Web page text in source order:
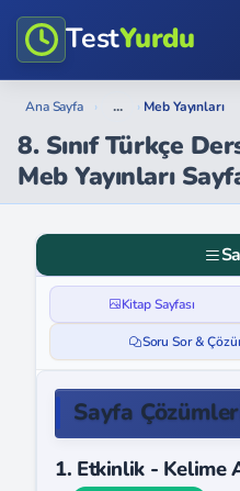
TestYurdu
Ana Sayfa › ... › Meb Yayınları
8. Sınıf Türkçe
Meb Yayınları
Kitap Sayfası
Soru Sor &
Sayfa
1. Etkinlik - Kelime